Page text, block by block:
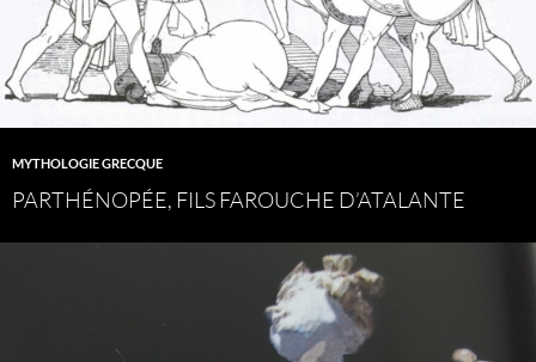
MYTHOLOGIE GRECQUE
PARTHÉNOPÉE, FILS FAROUCHE D’ATALANTE